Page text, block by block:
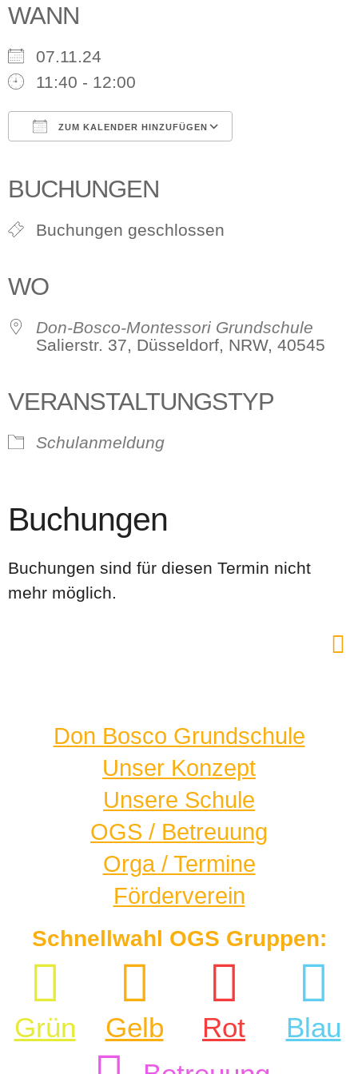
WANN
07.11.24
11:40 - 12:00
ZUM KALENDER HINZUFÜGEN
BUCHUNGEN
Buchungen geschlossen
WO
Don-Bosco-Montessori Grundschule
Salierstr. 37, Düsseldorf, NRW, 40545
VERANSTALTUNGSTYP
Schulanmeldung
Buchungen
Buchungen sind für diesen Termin nicht
mehr möglich.
Don Bosco Grundschule
Unser Konzept
Unsere Schule
OGS / Betreuung
Orga / Termine
Förderverein
Schnellwahl OGS Gruppen:
Grün Gelb Rot
Blau